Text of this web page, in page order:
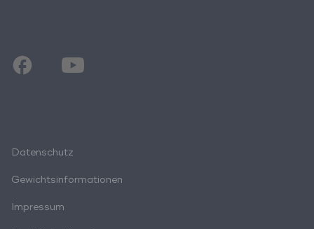
Datenschutz
Gewichtsinformationen
Impressum